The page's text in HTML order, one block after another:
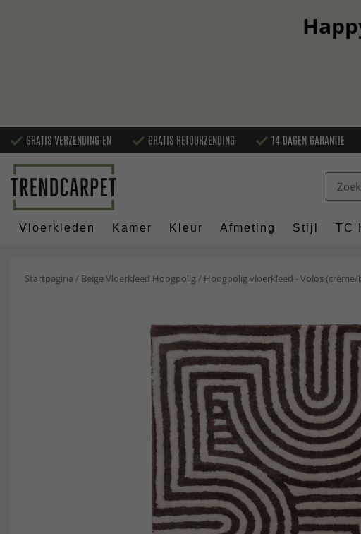
GRATIS VERZENDING EN GRATIS RETOURZENDING 14 DAGEN GARANTIE
Vloerkleden Kamer Kleur Afmeting Stijl TC
Startpagina / Beige Vloerkleed Hoogpolig/ Hoogpolig vloerkleed - Volos